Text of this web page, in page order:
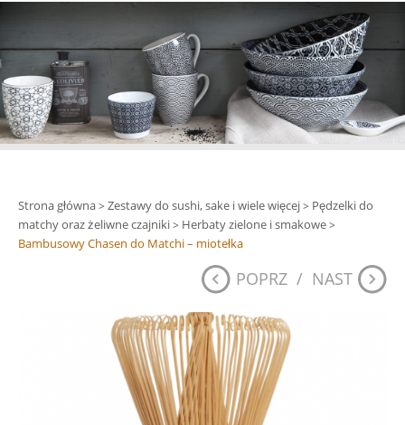
Strona główna> Zestawy do sushi, sake i wiele więcej> Pędzelki do
matchy oraz żeliwne czajniki> Herbaty zielone i smakowe>
Bambusowy Chasen do Matchi – miotełka
POPRZ / NAST